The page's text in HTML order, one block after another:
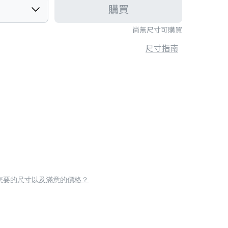
尚無尺寸可購買
購買
尺寸指南
要的尺寸以及滿意的價格？